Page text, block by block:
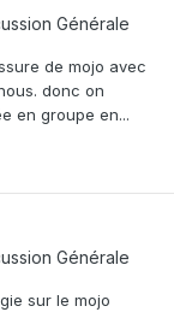
Générale
de mojo avec
donc on
en groupe en...
Générale
sur le mojo